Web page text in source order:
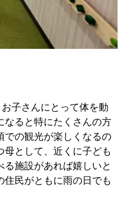
子さんにとって体を動
なると特にたくさんの方
での観光が楽しくなるの
として、近くに子ども
施設があれば嬉しいと
民がともに雨の日でも